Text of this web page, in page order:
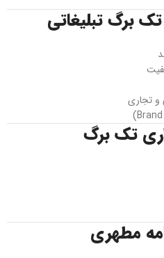
برگ تبلیغاتی
و تجاری
تک برگ
مطهری